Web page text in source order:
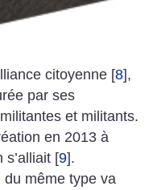
citoyenne [8],
par ses
et militants.
en 2013 à
s’alliait [9].
du même type va